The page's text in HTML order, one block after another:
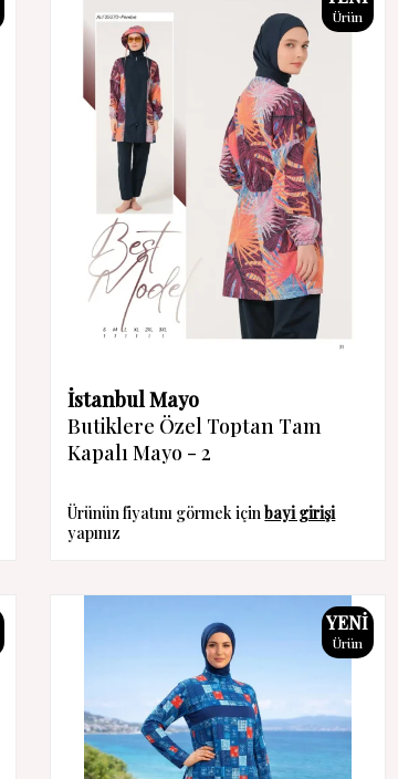
Ürün
İstanbul Mayo
Butiklere Özel Toptan Tam
Kapalı Mayo - 2
Ürünün fiyatını görmek içinbayi girişi
yapınız
YENI
Ürün